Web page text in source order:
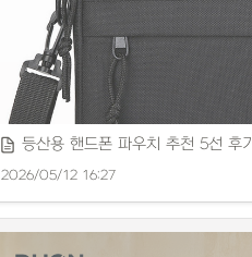
등산용 핸드폰 파우치 추천 5선 후기
2026/05/12 16:27